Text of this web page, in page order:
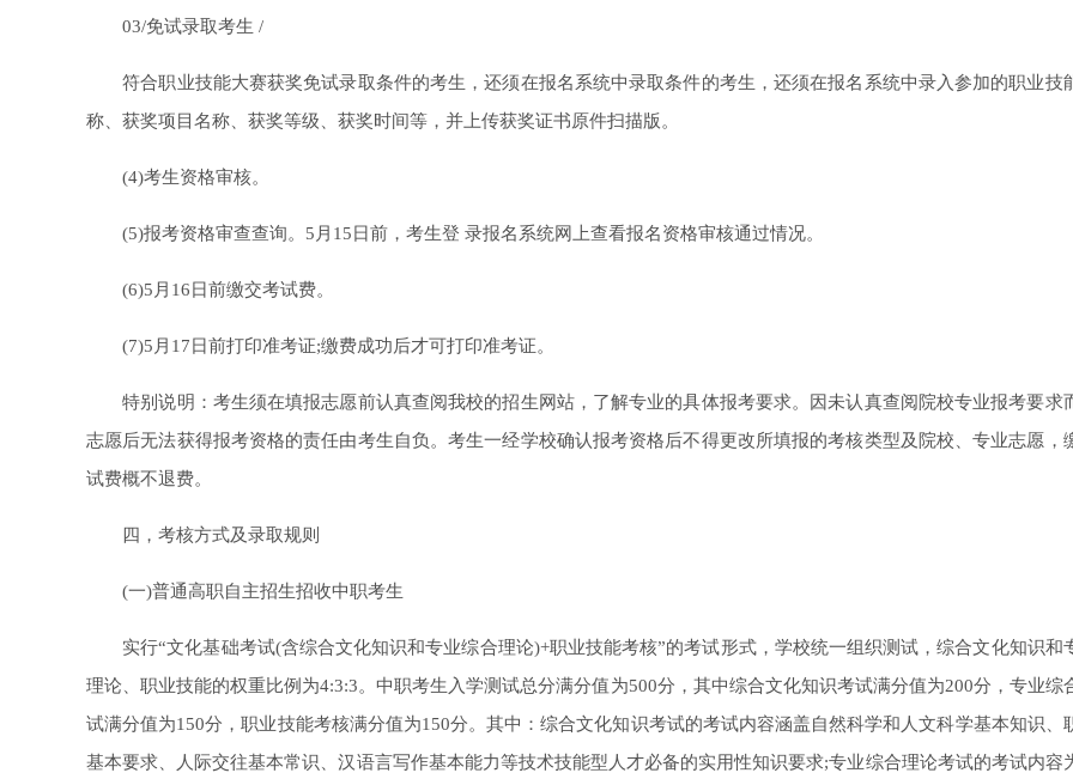
03/免试录取考生 /
符合职业技能大赛获奖免试录取条件的考生，还须在报名系统中录取条件的考生，还须在报名系统中录入参加的职业技
称、获奖项目名称、获奖等级、获奖时间等，并上传获奖证书原件扫描版。
(4)考生资格审核。
(5)报考资格审查查询。5月15日前，考生登 录报名系统网上查看报名资格审核通过情况。
(6)5月16日前缴交考试费。
(7)5月17日前打印准考证;缴费成功后才可打印准考证。
特别说明：考生须在填报志愿前认真查阅我校的招生网站，了解专业的具体报考要求。因未认真查阅院校专业报考要求
志愿后无法获得报考资格的责任由考生自负。考生一经学校确认报考资格后不得更改所填报的考核类型及院校、专业志愿，
试费概不退费。
四，考核方式及录取规则
(一)普通高职自主招生招收中职考生
实行“文化基础考试(含综合文化知识和专业综合理论)+职业技能考核”的考试形式，学校统一组织测试，综合文化知识和
理论、职业技能的权重比例为4:3:3。中职考生入学测试总分满分值为500分，其中综合文化知识考试满分值为200分，专业综
试满分值为150分，职业技能考核满分值为150分。其中：综合文化知识考试的考试内容涵盖自然科学和人文科学基本知识、
基本要求、人际交往基本常识、汉语言写作基本能力等技术技能型人才必备的实用性知识要求;专业综合理论考试的考试内容